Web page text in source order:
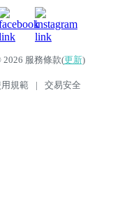
服務條款(更新)
規範 | 交易安全